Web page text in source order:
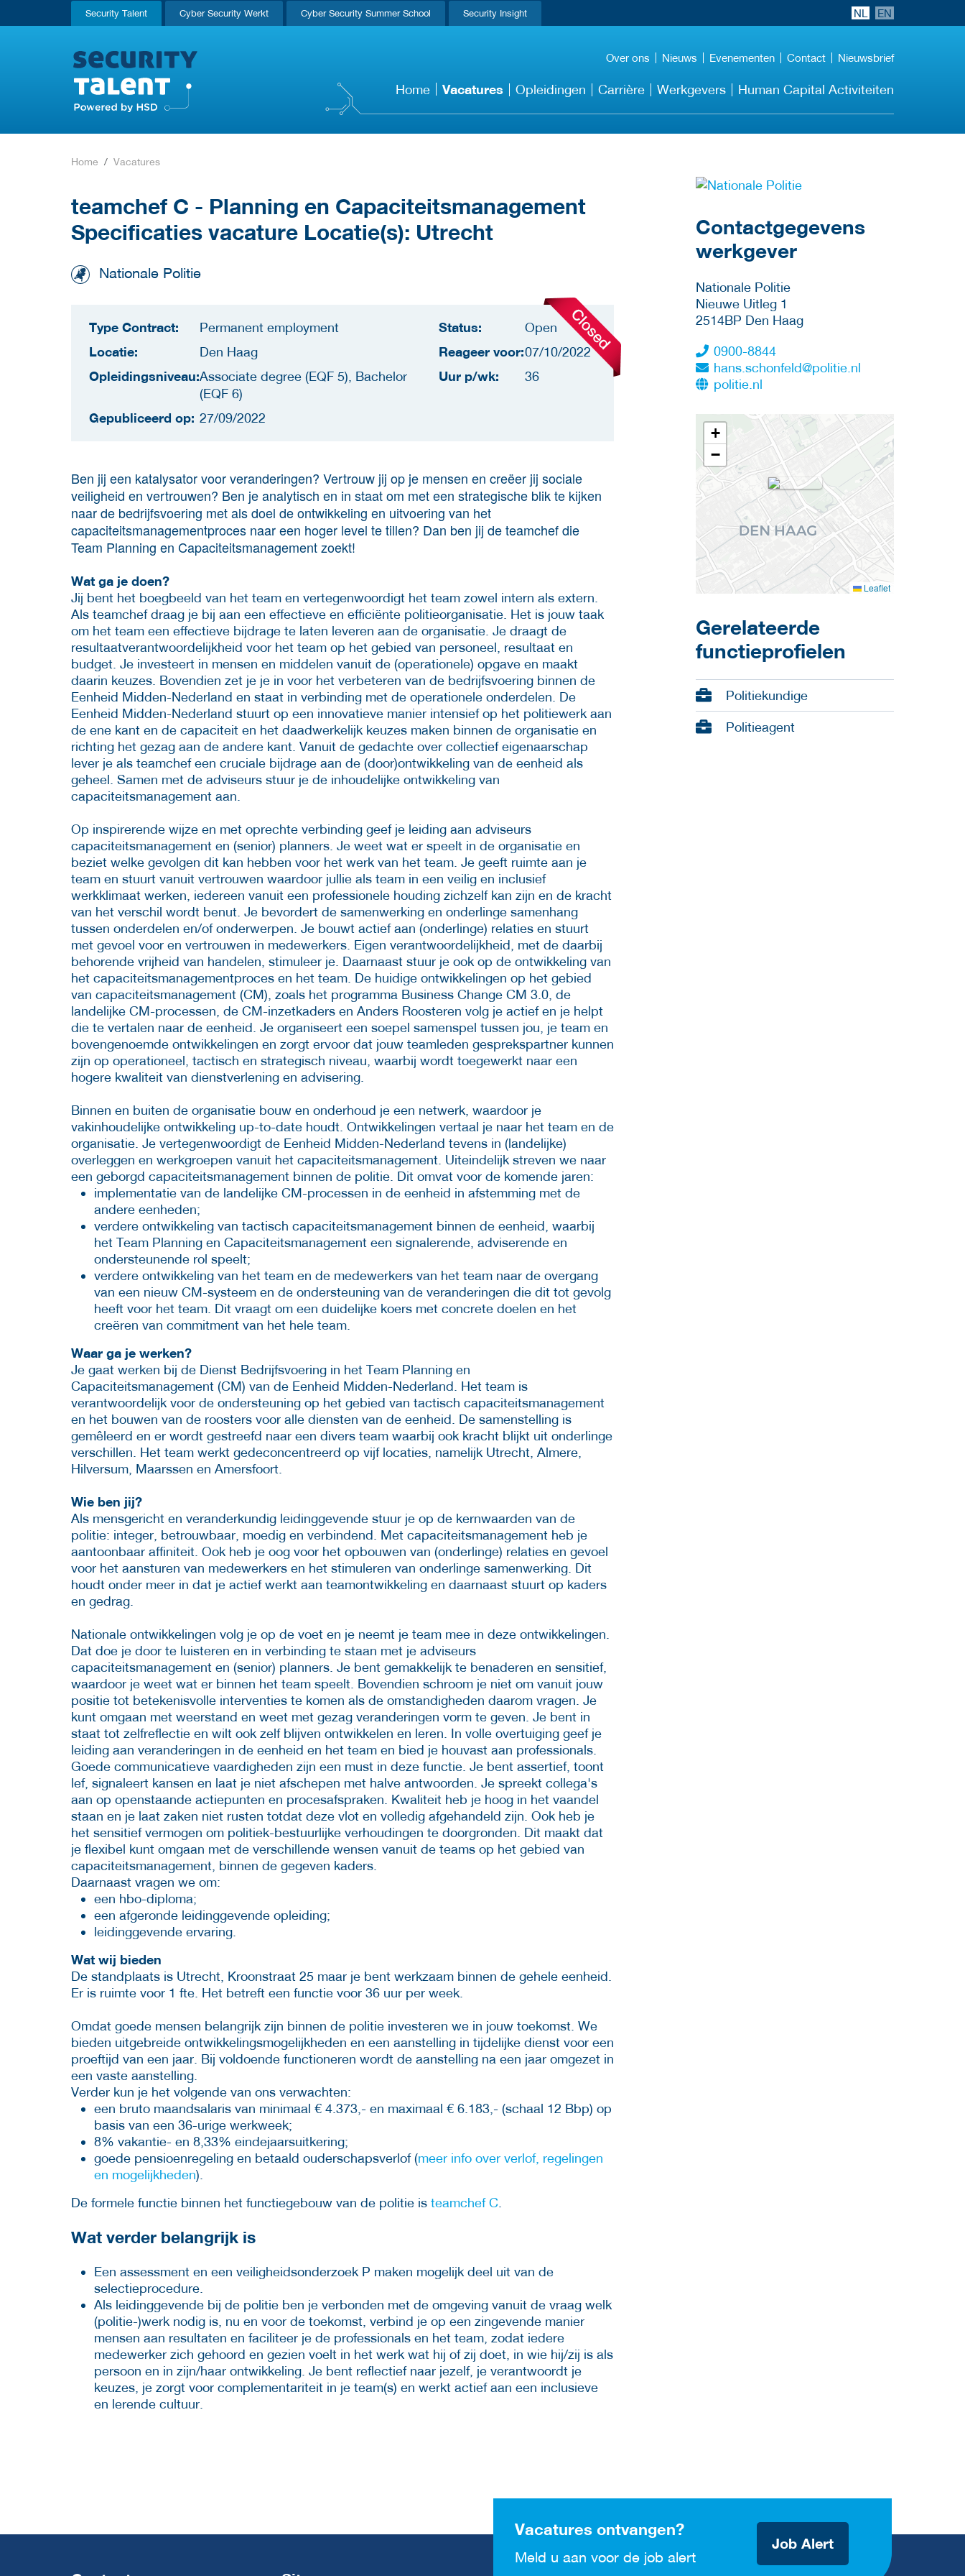
Security Talent Cyber Security Werkt Cyber Security Summer School Security Insight NL EN
Over ons Nieuws Evenementen Contact Nieuwsbrief
Home Vacatures Opleidingen Carrière Werkgevers Human Capital Activiteiten
Home Vacatures
teamchef C - Planning en Capaciteitsmanagement
Specificaties vacature Locatie(s): Utrecht
Nationale Politie
Type Contract: Permanent employment
Locatie: Den Haag
Opleidingsniveau:Associate degree (EQF 5), Bachelor
(EQF 6)
Gepubliceerd op: 27/09/2022
Status: Open
Reageer voor:07/10/2022
Uur p/wk: 36
Ben jij een katalysator voor veranderingen? Vertrouw jij op je mensen en creëer jij sociale
veiligheid en vertrouwen? Ben je analytisch en in staat om met een strategische blik te kijken
naar de bedrijfsvoering met als doel de ontwikkeling en uitvoering van het
capaciteitsmanagementproces naar een hoger level te tillen? Dan ben jij de teamchef die
Team Planning en Capaciteitsmanagement zoekt!
Wat ga je doen?
Jij bent het boegbeeld van het team en vertegenwoordigt het team zowel intern als extern.
Als teamchef draag je bij aan een effectieve en efficiënte politieorganisatie. Het is jouw taak
om het team een effectieve bijdrage te laten leveren aan de organisatie. Je draagt de
resultaatverantwoordelijkheid voor het team op het gebied van personeel, resultaat en
budget. Je investeert in mensen en middelen vanuit de (operationele) opgave en maakt
daarin keuzes. Bovendien zet je je in voor het verbeteren van de bedrijfsvoering binnen de
Eenheid Midden-Nederland en staat in verbinding met de operationele onderdelen. De
Eenheid Midden-Nederland stuurt op een innovatieve manier intensief op het politiewerk aan
de ene kant en de capaciteit en het daadwerkelijk keuzes maken binnen de organisatie en
richting het gezag aan de andere kant. Vanuit de gedachte over collectief eigenaarschap
lever je als teamchef een cruciale bijdrage aan de (door)ontwikkeling van de eenheid als
geheel. Samen met de adviseurs stuur je de inhoudelijke ontwikkeling van
capaciteitsmanagement aan.
Op inspirerende wijze en met oprechte verbinding geef je leiding aan adviseurs
capaciteitsmanagement en (senior) planners. Je weet wat er speelt in de organisatie en
beziet welke gevolgen dit kan hebben voor het werk van het team. Je geeft ruimte aan je
team en stuurt vanuit vertrouwen waardoor jullie als team in een veilig en inclusief
werkklimaat werken, iedereen vanuit een professionele houding zichzelf kan zijn en de kracht
van het verschil wordt benut. Je bevordert de samenwerking en onderlinge samenhang
tussen onderdelen en/of onderwerpen. Je bouwt actief aan (onderlinge) relaties en stuurt
met gevoel voor en vertrouwen in medewerkers. Eigen verantwoordelijkheid, met de daarbij
behorende vrijheid van handelen, stimuleer je. Daarnaast stuur je ook op de ontwikkeling van
het capaciteitsmanagementproces en het team. De huidige ontwikkelingen op het gebied
van capaciteitsmanagement (CM), zoals het programma Business Change CM 3.0, de
landelijke CM-processen, de CM-inzetkaders en Anders Roosteren volg je actief en je helpt
die te vertalen naar de eenheid. Je organiseert een soepel samenspel tussen jou, je team en
bovengenoemde ontwikkelingen en zorgt ervoor dat jouw teamleden gesprekspartner kunnen
zijn op operationeel, tactisch en strategisch niveau, waarbij wordt toegewerkt naar een
hogere kwaliteit van dienstverlening en advisering.
Binnen en buiten de organisatie bouw en onderhoud je een netwerk, waardoor je
vakinhoudelijke ontwikkeling up-to-date houdt. Ontwikkelingen vertaal je naar het team en de
organisatie. Je vertegenwoordigt de Eenheid Midden-Nederland tevens in (landelijke)
overleggen en werkgroepen vanuit het capaciteitsmanagement. Uiteindelijk streven we naar
een geborgd capaciteitsmanagement binnen de politie. Dit omvat voor de komende jaren:
implementatie van de landelijke CM-processen in de eenheid in afstemming met de
andere eenheden;
verdere ontwikkeling van tactisch capaciteitsmanagement binnen de eenheid, waarbij
het Team Planning en Capaciteitsmanagement een signalerende, adviserende en
ondersteunende rol speelt;
verdere ontwikkeling van het team en de medewerkers van het team naar de overgang
van een nieuw CM-systeem en de ondersteuning van de veranderingen die dit tot gevolg
heeft voor het team. Dit vraagt om een duidelijke koers met concrete doelen en het
creëren van commitment van het hele team.
Waar ga je werken?
Je gaat werken bij de Dienst Bedrijfsvoering in het Team Planning en
Capaciteitsmanagement (CM) van de Eenheid Midden-Nederland. Het team is
verantwoordelijk voor de ondersteuning op het gebied van tactisch capaciteitsmanagement
en het bouwen van de roosters voor alle diensten van de eenheid. De samenstelling is
gemêleerd en er wordt gestreefd naar een divers team waarbij ook kracht blijkt uit onderlinge
verschillen. Het team werkt gedeconcentreerd op vijf locaties, namelijk Utrecht, Almere,
Hilversum, Maarssen en Amersfoort.
Wie ben jij?
Als mensgericht en veranderkundig leidinggevende stuur je op de kernwaarden van de
politie: integer, betrouwbaar, moedig en verbindend. Met capaciteitsmanagement heb je
aantoonbaar affiniteit. Ook heb je oog voor het opbouwen van (onderlinge) relaties en gevoel
voor het aansturen van medewerkers en het stimuleren van onderlinge samenwerking. Dit
houdt onder meer in dat je actief werkt aan teamontwikkeling en daarnaast stuurt op kaders
en gedrag.
Nationale ontwikkelingen volg je op de voet en je neemt je team mee in deze ontwikkelingen.
Dat doe je door te luisteren en in verbinding te staan met je adviseurs
capaciteitsmanagement en (senior) planners. Je bent gemakkelijk te benaderen en sensitief,
waardoor je weet wat er binnen het team speelt. Bovendien schroom je niet om vanuit jouw
positie tot betekenisvolle interventies te komen als de omstandigheden daarom vragen. Je
kunt omgaan met weerstand en weet met gezag veranderingen vorm te geven. Je bent in
staat tot zelfreflectie en wilt ook zelf blijven ontwikkelen en leren. In volle overtuiging geef je
leiding aan veranderingen in de eenheid en het team en bied je houvast aan professionals.
Goede communicatieve vaardigheden zijn een must in deze functie. Je bent assertief, toont
lef, signaleert kansen en laat je niet afschepen met halve antwoorden. Je spreekt collega's
aan op openstaande actiepunten en procesafspraken. Kwaliteit heb je hoog in het vaandel
staan en je laat zaken niet rusten totdat deze vlot en volledig afgehandeld zijn. Ook heb je
het sensitief vermogen om politiek-bestuurlijke verhoudingen te doorgronden. Dit maakt dat
je flexibel kunt omgaan met de verschillende wensen vanuit de teams op het gebied van
capaciteitsmanagement, binnen de gegeven kaders.
Daarnaast vragen we om:
een hbo-diploma;
een afgeronde leidinggevende opleiding;
leidinggevende ervaring.
Wat wij bieden
De standplaats is Utrecht, Kroonstraat 25 maar je bent werkzaam binnen de gehele eenheid.
Er is ruimte voor 1 fte. Het betreft een functie voor 36 uur per week.
Omdat goede mensen belangrijk zijn binnen de politie investeren we in jouw toekomst. We
bieden uitgebreide ontwikkelingsmogelijkheden en een aanstelling in tijdelijke dienst voor een
proeftijd van een jaar. Bij voldoende functioneren wordt de aanstelling na een jaar omgezet in
een vaste aanstelling.
Verder kun je het volgende van ons verwachten:
een bruto maandsalaris van minimaal € 4.373,- en maximaal € 6.183,- (schaal 12 Bbp) op
basis van een 36-urige werkweek;
8% vakantie- en 8,33% eindejaarsuitkering;
goede pensioenregeling en betaald ouderschapsverlof (meer info over verlof, regelingen
en mogelijkheden).
De formele functie binnen het functiegebouw van de politie is teamchef C
Wat verder belangrijk is
​Een assessment en een veiligheidsonderzoek P maken mogelijk deel uit van de
selectieprocedure.
Als leidinggevende bij de politie ben je verbonden met de omgeving vanuit de vraag welk
(politie-)werk nodig is, nu en voor de toekomst, verbind je op een zingevende manier
mensen aan resultaten en faciliteer je de professionals en het team, zodat iedere
medewerker zich gehoord en gezien voelt in het werk wat hij of zij doet, in wie hij/zij is als
persoon en in zijn/haar ontwikkeling. Je bent reflectief naar jezelf, je verantwoordt je
keuzes, je zorgt voor complementariteit in je team(s) en werkt actief aan een inclusieve
en lerende cultuur.
Meer werkgever
Contactgegevens
werkgever
Nationale Politie
Nieuwe Uitleg 1
2514BP Den Haag
0900-8844
hans.schonfeld@politie.nl
politie.nl
+
−
Leaflet
Gerelateerde
functieprofielen
Politiekundige
Politieagent
Vacatures ontvangen?
Meld u aan voor de job alert
Job Alert